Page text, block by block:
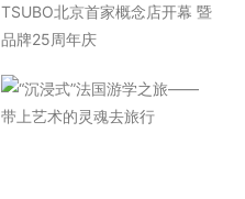
TSUBO北京首家概念店开幕 暨
品牌25周年庆